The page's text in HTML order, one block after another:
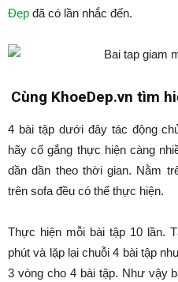
Đẹp đã có lần nhắc đến.
Cùng KhoeDep.vn tìm
4 bài tập dưới đây tác động
hãy cố gắng thực hiện càng
dần dần theo thời gian. Nằm
trên sofa đều có thể thực hiện.
Thực hiện mỗi bài tập 10 lần.
phút và lặp lại chuỗi 4 bài tập
3 vòng cho 4 bài tập. Như vậy